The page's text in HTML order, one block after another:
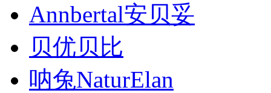
Annbertal安贝妥
贝优贝比
呐兔NaturElan